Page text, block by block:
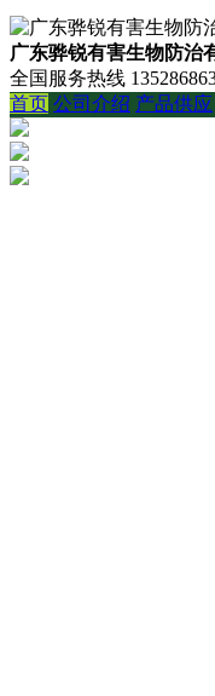
广东骅锐有害生物防治
全国服务热线
首页 公司介绍 产品供应